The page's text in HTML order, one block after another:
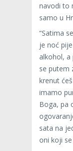
navodi to
samo u
“Satima
je noć
alkohol, a
se putem
krenut
imamo
Boga, pa
sata na
oni koji